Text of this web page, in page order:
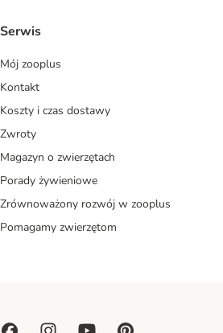
Serwis
Mój zooplus
Kontakt
Koszty i czas dostawy
Zwroty
Magazyn o zwierzętach
Porady żywieniowe
Zrównoważony rozwój w zooplus
Pomagamy zwierzętom